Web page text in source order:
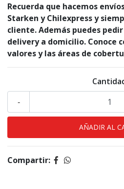
Recuerda que hacemos
Starken y Chilexpress y
cliente. Además puedes
delivery a domicilio. Conoce
valores y las áreas de
-
Compartir: